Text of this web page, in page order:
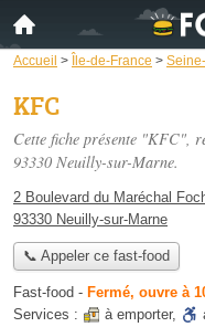
Accueil > Île-de-France >
KFC
Cette fiche présente "KFC",
93330 Neuilly-sur-Marne.
2 Boulevard du Maréchal
93330 Neuilly-sur-Marne
📞 Appeler ce fast-food
Fast-food - Fermé, ouvre à
Services :
à emporter,